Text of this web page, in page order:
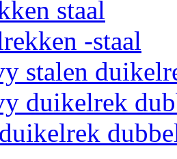
staal
-staal
stalen
duikelrek